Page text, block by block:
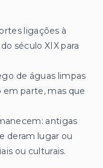
ligações à
século XIX para
de águas limpas
em parte, mas que
antigas
deram lugar ou
ou culturais.